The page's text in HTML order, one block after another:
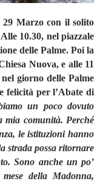
Marzo con il solito
10.30, nel piazzale
delle Palme. Poi la
Nuova, e alle 11
giorno delle Palme
felicità per l’Abate di
un poco dovuto
mia comunità. Perché
le istituzioni hanno
strada possa ritornare
Sono anche un po’
della Madonna,